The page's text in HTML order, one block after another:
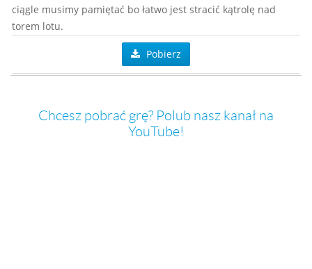
ciągle musimy pamiętać bo łatwo jest stracić kątrolę nad
torem lotu.
Pobierz
Chcesz pobrać grę? Polub nasz kanał na
YouTube!